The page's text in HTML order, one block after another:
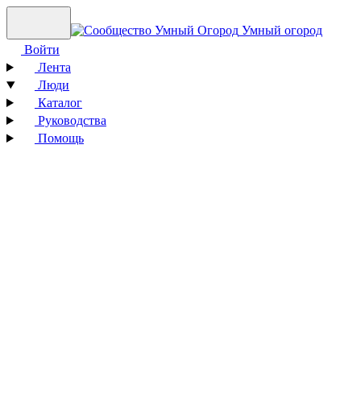
Умный огород
Войти
Лента
Люди
Каталог
Руководства
Помощь